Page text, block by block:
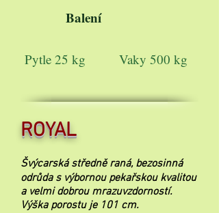
Balení
Pytle 25 kg Vaky 500 kg
ROYAL
Švýcarská středně raná, bezosinná
odrůda s výbornou pekařskou kvalitou
a velmi dobrou mrazuvzdorností.
Výška porostu je 101 cm.